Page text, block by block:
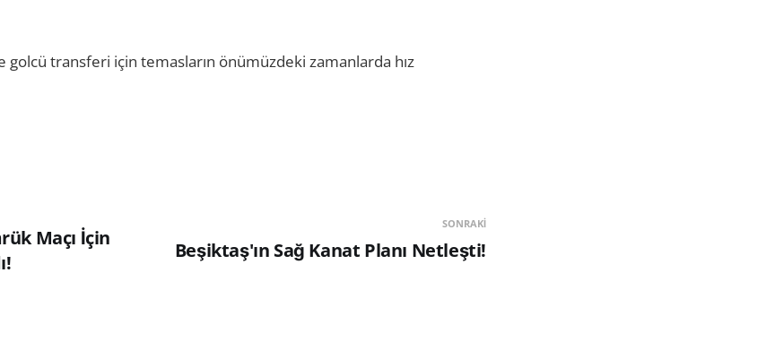
golcü transferi için temasların önümüzdeki zamanlarda hız
Maçı İçin
SONRAKI
Beşiktaş'ın Sağ Kanat Planı Netleşti!